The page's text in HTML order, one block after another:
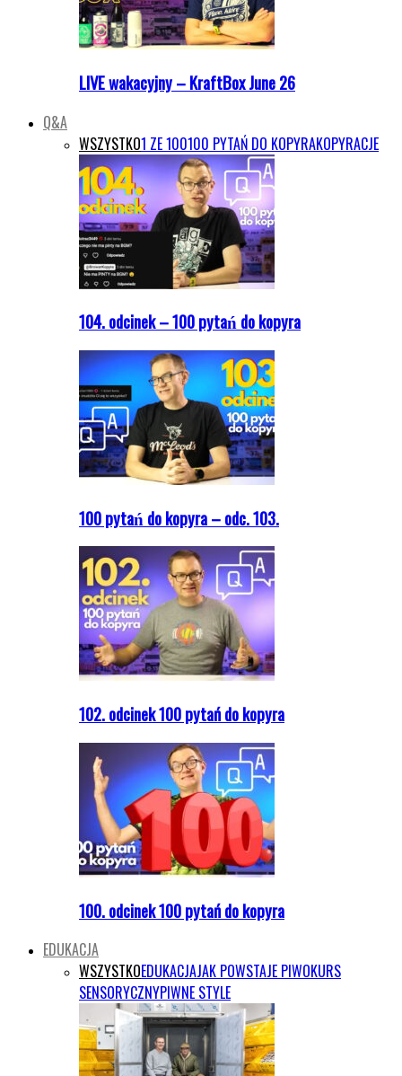
LIVE wakacyjny – KraftBox June 26
Q&A
WSZYSTKO1 ZE 100100 PYTAŃ DO KOPYRAKOPYRACJE
104. odcinek – 100 pytań do kopyra
100 pytań do kopyra – odc. 103.
102. odcinek 100 pytań do kopyra
100. odcinek 100 pytań do kopyra
EDUKACJA
WSZYSTKOEDUKACJAJAK POWSTAJE PIWOKURS
SENSORYCZNYPIWNE STYLE